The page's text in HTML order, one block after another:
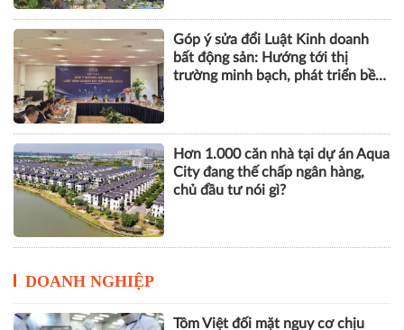
Lộ diện dòng BĐS cao cấp tại Đà
Nẵng lọt tầm ngắm giới thượng
lưu
Góp ý sửa đổi Luật Kinh doanh
bất động sản: Hướng tới thị
trường minh bạch, phát triển bền